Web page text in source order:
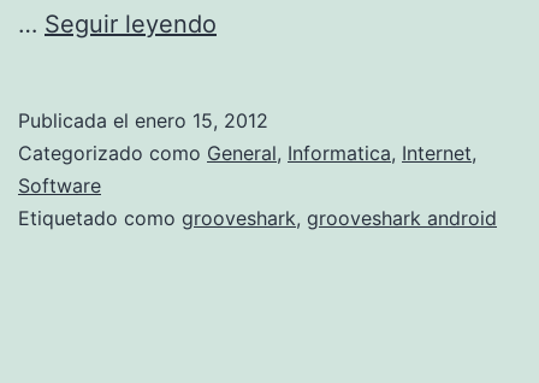
… Seguir leyendo
o
e
Publicada el enero 15, 2012
Categorizado como General, Informatica, Internet,
Software
Etiquetado como grooveshark, grooveshark android